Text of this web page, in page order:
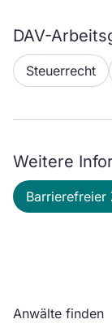
DAV-
Steuerrecht
Weitere
Barrierefreier
Anwälte finden